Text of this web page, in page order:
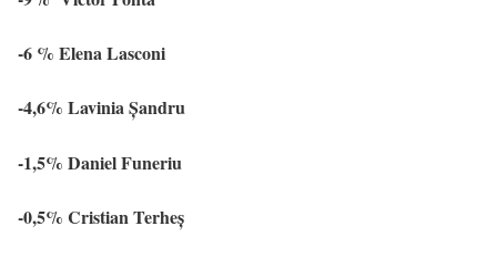
-6 % Elena Lasconi
-4,6% Lavinia Șandru
-1,5% Daniel Funeriu
-0,5% Cristian Terheș